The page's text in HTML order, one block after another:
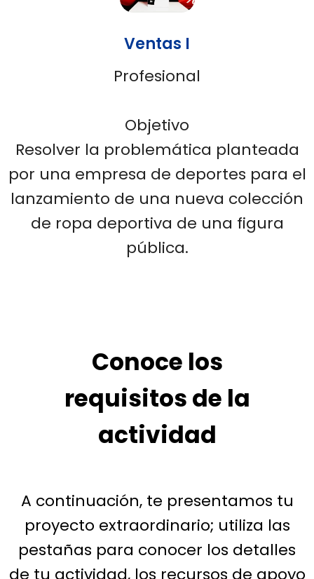
Ventas I
Profesional
Objetivo
Resolver la problemática planteada
por una empresa de deportes para el
lanzamiento de una nueva colección
de ropa deportiva de una figura
pública.
Conoce los
requisitos de la
actividad
A continuación, te presentamos tu
proyecto extraordinario; utiliza las
pestañas para conocer los detalles
de tu actividad, los recursos de apoyo